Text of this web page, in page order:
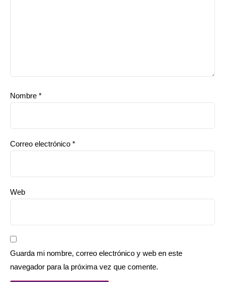
Nombre *
Correo electrónico *
Web
Guarda mi nombre, correo electrónico y web en este
navegador para la próxima vez que comente.